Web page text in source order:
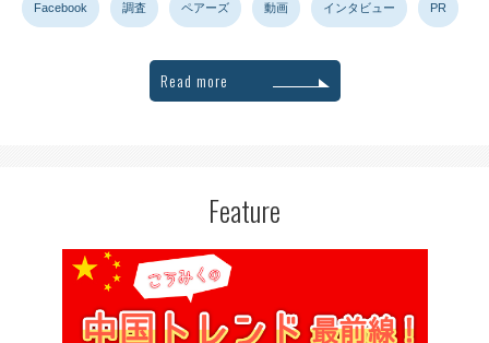
Facebook 調査 ペアーズ 動画 インタビュー PR
Read more
Feature